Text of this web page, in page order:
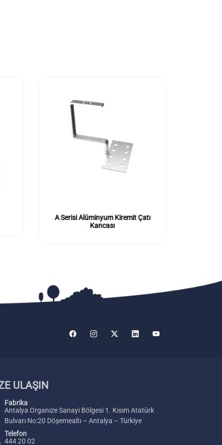
A Serisi Alüminyum Kiremit Çatı
Kancası
ULAŞIN
Fabrika
Antalya Organize Sanayi Bölgesi 1. Kısım Atatürk
Bulvarı No:20 Döşemealtı – Antalya – Türkiye
Telefon
444 20 02